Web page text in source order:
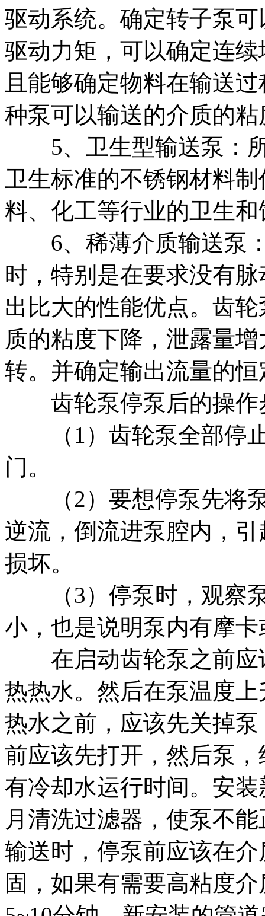
驱动系统。确定转子泵
驱动力矩，可以确定连
且能够确定物料在输送
种泵可以输送的介质的粘
5、卫生型输送泵：所
卫生标准的不锈钢材料
料、化工等行业的卫生
6、稀薄介质输送泵：
时，特别是在要求没有
出比大的性能优点。齿
质的粘度下降，泄露量
转。并确定输出流量的恒
齿轮泵停泵后的操作
（1）齿轮泵全部停止
门。
（2）要想停泵先将泵
逆流，倒流进泵腔内，
损坏。
（3）停泵时，观察泵
小，也是说明泵内有摩
在启动齿轮泵之前应
热热水。然后在泵温度
热水之前，应该先关掉
前应该先打开，然后泵
有冷却水运行时间。安
月清洗过滤器，使泵不
输送时，停泵前应该在
固，如果有需要高粘度